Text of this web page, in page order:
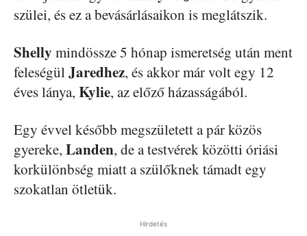
szülei, és ez a bevásárlásaikon is meglátszik.
Shelly mindössze 5 hónap ismeretség után ment
feleségülJaredhez, és akkor már volt egy 12
éves lánya, Kylie, az előző házasságából.
Egy évvel később megszületett a pár közös
gyereke, Landen, de a testvérek közötti óriási
korkülönbség miatt a szülőknek támadt egy
szokatlan ötletük.
Hirdetés